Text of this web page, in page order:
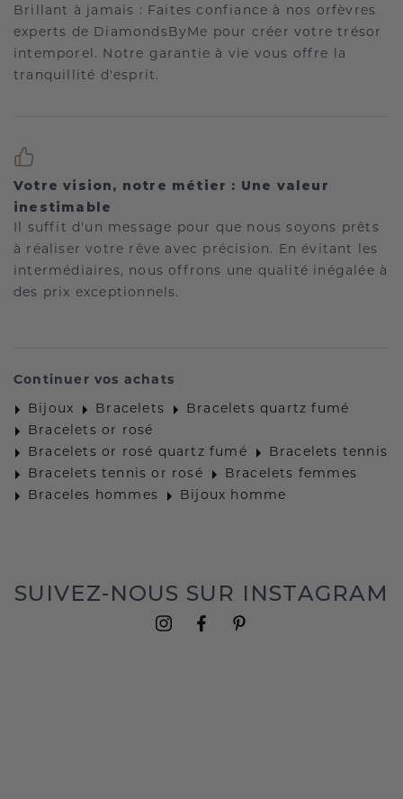
Brillant à jamais : Faites confiance à nos orfèvres
experts de DiamondsByMe pour créer votre trésor
intemporel. Notre garantie à vie vous offre la
tranquillité d'esprit.
Votre vision, notre métier : Une valeur
inestimable
Il suffit d'un message pour que nous soyons prêts
à réaliser votre rêve avec précision. En évitant les
intermédiaires, nous offrons une qualité inégalée à
des prix exceptionnels.
Continuer vos achats
Bijoux Bracelets
Bracelets quartz fumé
Bracelets or rosé
Bracelets or rosé quartz fumé
Bracelets tennis
Bracelets tennis or rosé
Bracelets femmes
Braceles hommes
Bijoux homme
SUIVEZ-NOUS SUR INSTAGRAM